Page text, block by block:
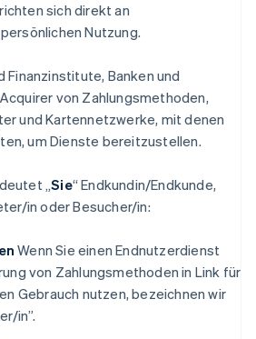
sich direkt an
Nutzung.
Finanzinstitute, Banken und
von Zahlungsmethoden,
und Kartennetzwerke, mit denen
um Dienste bereitzustellen.
„Sie“ Endkundin/Endkunde,
in oder Besucher/in:
Wenn Sie einen Endnutzerdienst
von Zahlungsmethoden in Link für
Gebrauch nutzen, bezeichnen wir
in”.